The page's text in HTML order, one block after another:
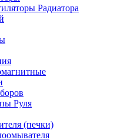
Радиатора
Руля
(печки)